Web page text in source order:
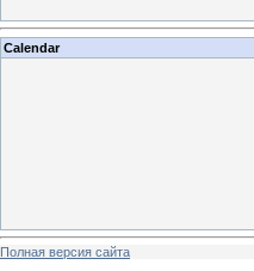
Calendar
Полная версия сайта